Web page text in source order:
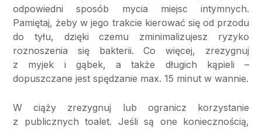
odpowiedni sposób mycia miejsc intymnych.
Pamiętaj, żeby w jego trakcie kierować się od przodu
do tyłu, dzięki czemu zminimalizujesz ryzyko
roznoszenia się bakterii. Co więcej, zrezygnuj
z myjek i gąbek, a także długich kąpieli –
dopuszczane jest spędzanie max. 15 minut w wannie.
W ciąży zrezygnuj lub ogranicz korzystanie
z publicznych toalet. Jeśli są one koniecznością,